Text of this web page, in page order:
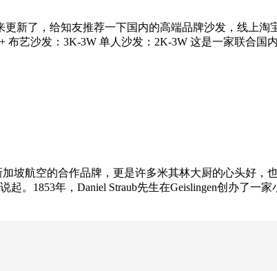
新了，给知友推荐一下国内的高端品牌沙发，线上
布艺沙发：3K-3W 单人沙发：2K-3W 这是一家联合国
航空的合作品牌，更是许多米其林大厨的心头好，
起。1853年，Daniel Straub先生在Geislingen创办了一